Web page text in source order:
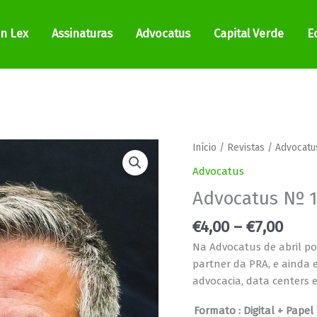
Lex Assinaturas Advocatus Capital Verde
Início / Revistas /
Advocatus
Advocatus Nº
€4,00 – €7,00
Na Advocatus de abril
partner da PRA, e ainda
advocacia, data centers
Formato : Digital + Papel
Quantidade
de
Nº